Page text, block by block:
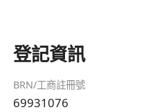
登記資訊
BRN/工商註冊號
69931076